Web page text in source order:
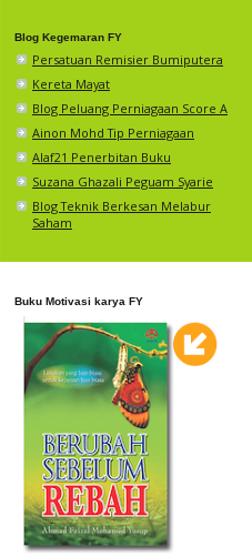
Blog Kegemaran FY
Persatuan Remisier Bumiputera
Kereta Mayat
Blog Peluang Perniagaan Score A
Ainon Mohd Tip Perniagaan
Alaf21 Penerbitan Buku
Suzana Ghazali Peguam Syarie
Blog Teknik Berkesan Melabur
Saham
Buku Motivasi karya FY